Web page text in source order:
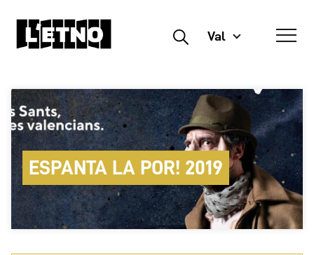
Buscar Val
ESPANTA LA POR! 2019